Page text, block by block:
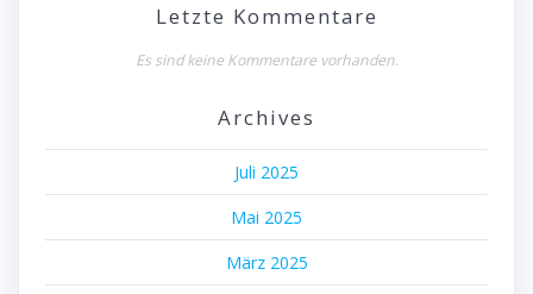
Letzte Kommentare
Es sind keine Kommentare vorhanden.
Archives
Juli 2025
Mai 2025
März 2025